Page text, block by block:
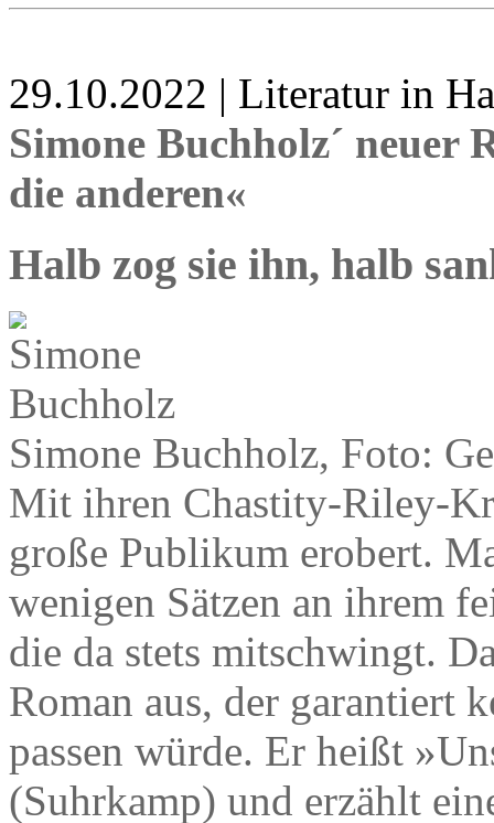
29.10.2022 | Literatur in
Simone Buchholz´ neuer
die anderen«
Halb zog sie ihn, halb
Simone Buchholz, Foto:
Mit ihren Chastity-Riley-
große Publikum erobert.
wenigen Sätzen an ihrem
die da stets mitschwingt.
Roman aus, der
passen würde. Er heißt
(Suhrkamp) und erzählt